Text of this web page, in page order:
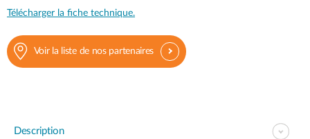
Télécharger la fiche technique.
Voir la liste de nos partenaires
Description